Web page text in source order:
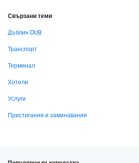
Свързани теми
Дъблин DUB
Транспорт
Терминал
Хотели
Услуги
Пристигания и заминавания